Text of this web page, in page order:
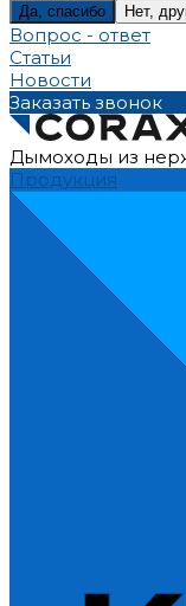
Да, спасибо Нет,
Вопрос - ответ
Статьи
Новости
Заказать звонок
Дымоходы из
Продукция